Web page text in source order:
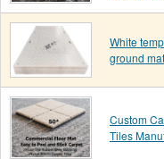
White
ground
Custom
Tiles